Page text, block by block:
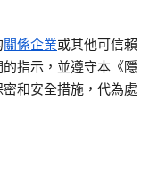
關係企業或其他可信賴
指示，並遵守本《隱
和安全措施，代為處